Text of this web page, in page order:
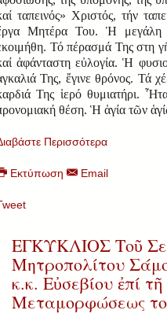
ταπεινός» Χριστός, τήν
Μητέρα Του. Ἡ μεγάλη
Τό πέρασμά Της στη
ἀφάνταστη εὐλογία. Ἡ
Της, ἔγινε θρόνος. Τά
Της ἱερό θυμιατήρι.
θέση. Ἡ ἁγία τῶν
Περισσότερα
Εκτύπωση Email
ΕΓΚΥΚΛΙΟΣ Τοῦ
Μητροπολίτου
κ.κ. Εὐσεβίου ἐπί
Μεταμορφώσεως